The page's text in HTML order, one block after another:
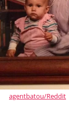
agentbatou/Reddit